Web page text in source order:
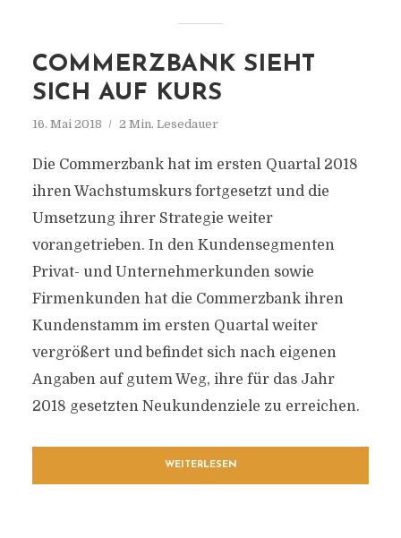
COMMERZBANK SIEHT
SICH AUF KURS
16. Mai 2018 2 Min. Lesedauer
Die Commerzbank hat im ersten Quartal 2018
ihren Wachstumskurs fortgesetzt und die
Umsetzung ihrer Strategie weiter
vorangetrieben. In den Kundensegmenten
Privat- und Unternehmerkunden sowie
Firmenkunden hat die Commerzbank ihren
Kundenstamm im ersten Quartal weiter
vergrößert und befindet sich nach eigenen
Angaben auf gutem Weg, ihre für das Jahr
2018 gesetzten Neukundenziele zu erreichen.
WEITERLESEN